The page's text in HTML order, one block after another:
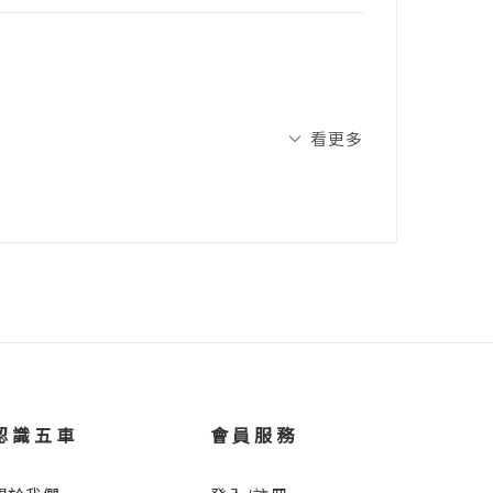
共同設計62個家庭式遊戲，將原本大人
在遊戲中為孩子賦能，也為家長賦能。
遊戲中觀察孩子面對挫折的真實反應，以
總有不同的狀況發生，也總有不同的反
看更多
識五車 會員服務